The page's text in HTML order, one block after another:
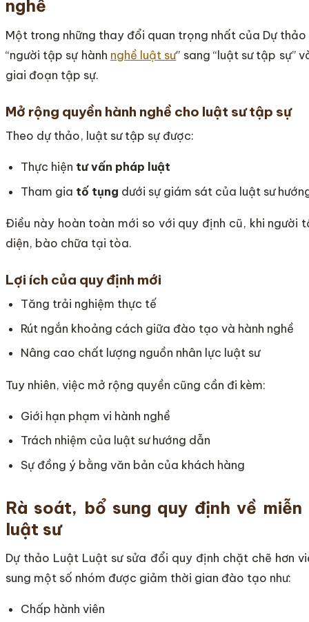
nghề
Một trong những thay đổi quan trọng nhất của Dự
“người tập sự hành nghề luật sư” sang “luật sư tập sự”
giai đoạn tập sự.
Mở rộng quyền hành nghề cho luật sư tập sự
Theo dự thảo, luật sư tập sự được:
Thực hiện tư vấn pháp luật
Tham gia tố tụng dưới sự giám sát của luật sư
Điều này hoàn toàn mới so với quy định cũ, khi người
diện, bào chữa tại tòa.
Lợi ích của quy định mới
Tăng trải nghiệm thực tế
Rút ngắn khoảng cách giữa đào tạo và hành nghề
Nâng cao chất lượng nguồn nhân lực luật sư
Tuy nhiên, việc mở rộng quyền cũng cần đi kèm:
Giới hạn phạm vi hành nghề
Trách nhiệm của luật sư hướng dẫn
Sự đồng ý bằng văn bản của khách hàng
Rà soát, bổ sung quy định về
luật sư
Dự thảo Luật Luật sư sửa đổi quy định chặt chẽ hơn
sung một số nhóm được giảm thời gian đào tạo như:
Chấp hành viên